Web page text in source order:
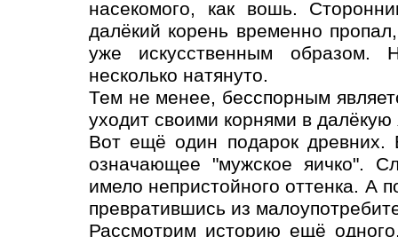
насекомого, как вошь.
далёкий корень временно
уже искусственным образом.
несколько натянуто.
Тем не менее, бесспорным
уходит своими корнями в
Вот ещё один подарок древних.
означающее "мужское яичко".
имело непристойного оттенка.
превратившись из
Рассмотрим историю ещё